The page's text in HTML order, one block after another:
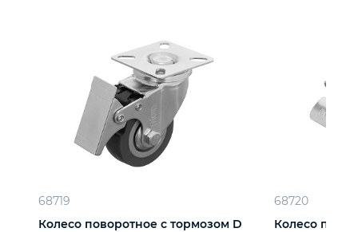
68719
Колесо поворотное с тормозом D
68720
Колесо